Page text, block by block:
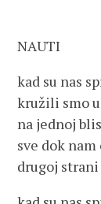
NAUTI
kad su nas
kružili smo
na jednoj
sve dok
drugoj strani